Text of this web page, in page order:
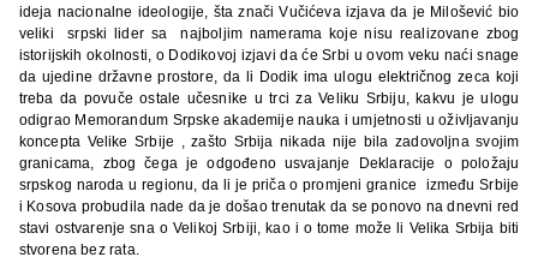
ideja nacionalne ideologije, šta znači Vučićeva izjava da je Milošević bio
veliki srpski lider sa najboljim namerama koje nisu realizovane zbog
istorijskih okolnosti, o Dodikovoj izjavi da će Srbi u ovom veku naći snage
da ujedine državne prostore, da li Dodik ima ulogu električnog zeca koji
treba da povuče ostale učesnike u trci za Veliku Srbiju, kakvu je ulogu
odigrao Memorandum Srpske akademije nauka i umjetnosti u oživljavanju
koncepta Velike Srbije , zašto Srbija nikada nije bila zadovoljna svojim
granicama, zbog čega je odgođeno usvajanje Deklaracije o položaju
srpskog naroda u regionu, da li je priča o promjeni granice između Srbije
i Kosova probudila nade da je došao trenutak da se ponovo na dnevni red
stavi ostvarenje sna o Velikoj Srbiji, kao i o tome može li Velika Srbija biti
stvorena bez rata.